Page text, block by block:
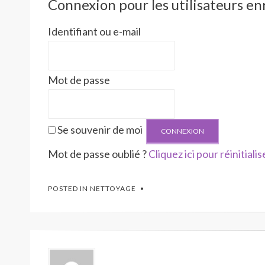
Connexion pour les utilisateurs
Identifiant ou e-mail
Mot de passe
Se souvenir de moi
Mot de passe oublié ?Cliquez ici pour
POSTED IN NETTOYAGE